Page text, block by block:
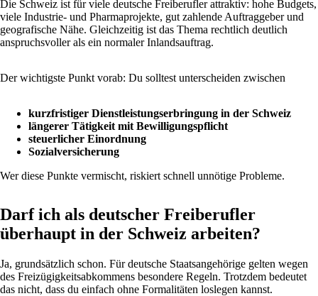
Die Schweiz ist für viele deutsche Freiberufler attraktiv: hohe Budgets,
viele Industrie- und Pharmaprojekte, gut zahlende Auftraggeber und
geografische Nähe. Gleichzeitig ist das Thema rechtlich deutlich
anspruchsvoller als ein normaler Inlandsauftrag.
Der wichtigste Punkt vorab: Du solltest unterscheiden zwischen
kurzfristiger Dienstleistungserbringung in der Schweiz
längerer Tätigkeit mit Bewilligungspflicht
steuerlicher Einordnung
Sozialversicherung
Wer diese Punkte vermischt, riskiert schnell unnötige Probleme.
Darf ich als deutscher Freiberufler
überhaupt in der Schweiz arbeiten?
Ja, grundsätzlich schon. Für deutsche Staatsangehörige gelten wegen
des Freizügigkeitsabkommens besondere Regeln. Trotzdem bedeutet
das nicht, dass du einfach ohne Formalitäten loslegen kannst.